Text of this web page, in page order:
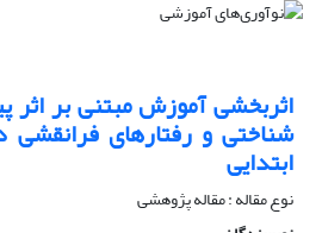
اثربخشی آموزش مبتنی بر اثر
شناختی و رفتارهای فرانقشی
ابتدایی
نوع مقاله : مقاله پژوهشی